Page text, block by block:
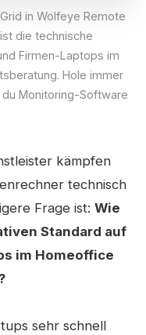
in Wolfeye Remote
die technische
Firmen-Laptops im
Hole immer
Monitoring-Software
kämpfen
technisch
Frage ist: Wie
Standard auf
im Homeoffice
sehr schnell